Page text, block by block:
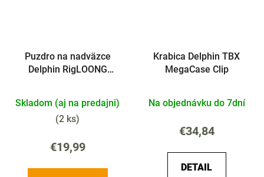
Puzdro na nadväzce
Delphin RigLOONG
Skladom (aj na predajni)
(2 ks)
€19,99
Krabica Delphin TBX
MegaCase Clip
Na objednávku do 7dní
€34,84
DETAIL